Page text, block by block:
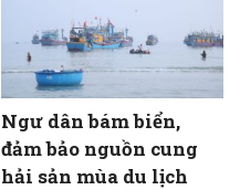
Ngư dân bám biển,
đảm bảo nguồn cung
hải sản mùa du lịch